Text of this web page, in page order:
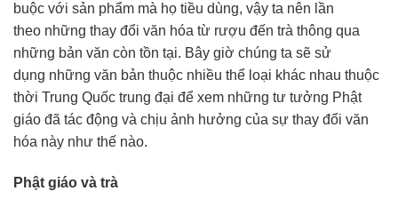
buộc với sản phẩm mà họ tiều dùng, vậy ta nên lần
theo những thay đổi văn hóa từ rượu đến trà thông qua
những bản văn còn tồn tại. Bây giờ chúng ta sẽ sử
dụng những văn bản thuộc nhiều thể loại khác nhau thuộc
thời Trung Quốc trung đại để xem những tư tưởng Phật
giáo đã tác động và chịu ảnh hưởng của sự thay đổi văn
hóa này như thế nào.
Phật giáo và trà